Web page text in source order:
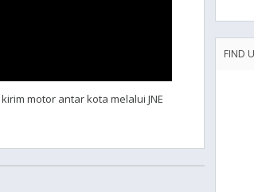
motor antar kota melalui JNE
FIND